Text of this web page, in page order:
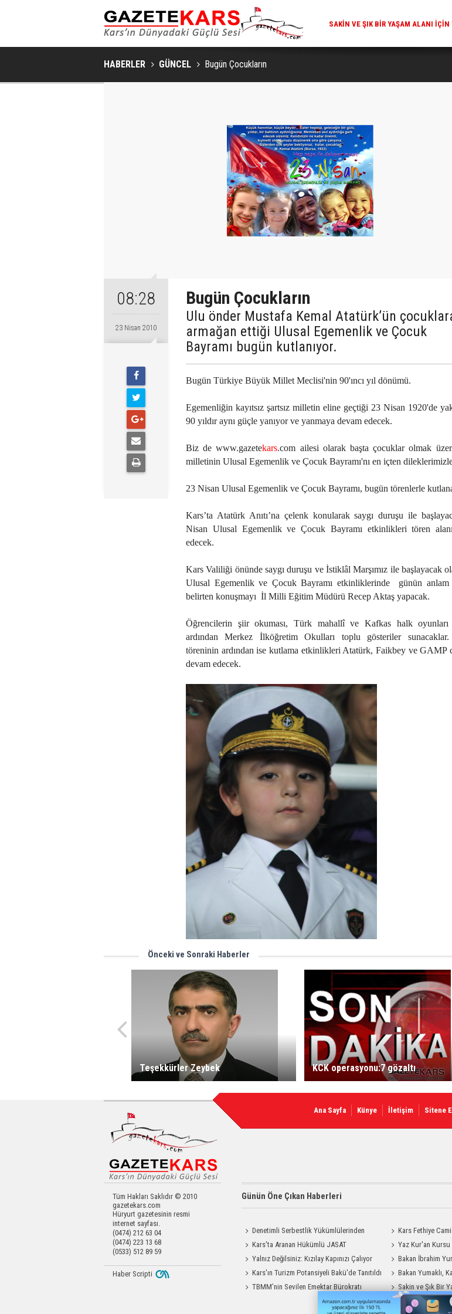
KARS'IN TURIZM
HABERLER GÜNCEL Bugün Çocukların
08:28
23 Nisan 2010
Bugün Çocukların
Ulu önder Mustafa Kemal Atatürk’ün
armağan ettiği Ulusal Egemenlik ve Çocuk
Bayramı bugün kutlanıyor.
Bugün Türkiye Büyük Millet Meclisi'nin 90'ıncı yıl dönümü.
Egemenliğin kayıtsız şartsız milletin eline geçtiği 23 Nisan 1920'de
90 yıldır aynı güçle yanıyor ve yanmaya devam edecek.
Biz de www.gazetekars.com ailesi olarak başta çocuklar olmak
milletinin Ulusal Egemenlik ve Çocuk Bayramı'nı en içten
23 Nisan Ulusal Egemenlik ve Çocuk Bayramı, bugün törenlerle
Kars’ta Atatürk Anıtı’na çelenk konularak saygı duruşu ile
Nisan Ulusal Egemenlik ve Çocuk Bayramı etkinlikleri tören
edecek.
Kars Valiliği önünde saygı duruşu ve İstiklâl Marşımız ile başlayacak
Ulusal Egemenlik ve Çocuk Bayramı etkinliklerinde
günün
belirten konuşmayı İl Milli Eğitim Müdürü Recep Aktaş yapacak.
Öğrencilerin şiir okuması, Türk mahallî ve Kafkas halk oyunları
ardından Merkez İlköğretim Okulları toplu gösteriler sunacaklar.
töreninin ardından ise kutlama etkinlikleri Atatürk, Faikbey ve GAMP
devam edecek.
Önceki ve Sonraki Haberler
Teşekkürler Zeybek KCK operasyonu:7 gözaltı
Ana Sayfa Künye İletişim Sitene
Tüm Hakları Saklıdır © 2010
gazetekars.com
Hüryurt gazetesinin resmi
internet sayfası.
(0474) 212 63 04
(0474) 223 13 68
(0533) 512 89 59
Günün Öne Çıkan Haberleri
Denetimli Serbestlik Yükümlülerinden
Okula Temizlik Desteği
Kars Fethiye
Bayrağı Görenlerin
Kars'ta Aranan Hükümlü JASAT
Operasyonuyla Yakalandı
Yaz Kur'an
Coşkusu Yaşadı
Yalnız Değilsiniz: Kızılay Kapınızı Çalıyor
Bakan İbrahim
ilk uygulamasını
Kars'ın Turizm Potansiyeli Bakü'de Tanıtıldı
Bakan Yumaklı,
Üretim Tesisini
TBMM’nin Sevilen Emektar Bürokratı
Durdağı Yıldırım’ın Acı Günü
Sakin ve Şık Bir
Odası Modelleri
Haber Scripti